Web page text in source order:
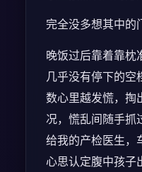
完全没多想其中的
晚饭过后靠着靠枕
几乎没有停下的空
数心里越发慌，掏
况，慌乱间随手抓
给我的产检医生，
心思认定腹中孩子